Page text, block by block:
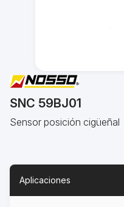
SNC 59BJ01
Sensor posición cigüeñal
Aplicaciones